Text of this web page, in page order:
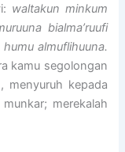
waltakun minkum
bialma’ruufi
almuflihuuna.
kamu segolongan
menyuruh kepada
merekalah